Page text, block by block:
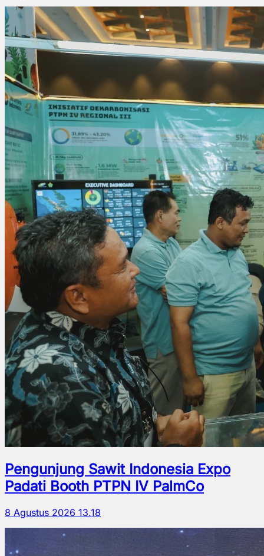
Pengunjung Sawit Indonesia Expo
Padati Booth PTPN IV PalmCo
8 Agustus 2026 13.18